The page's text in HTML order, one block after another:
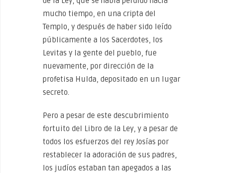
mucho tiempo, en una cripta del
Templo, y después de haber sido leído
públicamente a los Sacerdotes, los
Levitas y la gente del pueblo, fue
nuevamente, por dirección de la
profetisa Hulda, depositado en un lugar
secreto.
Pero a pesar de este descubrimiento
fortuito del Libro de la Ley, y a pesar de
todos los esfuerzos del rey Josías por
restablecer la adoración de sus padres,
los judíos estaban tan apegados a las